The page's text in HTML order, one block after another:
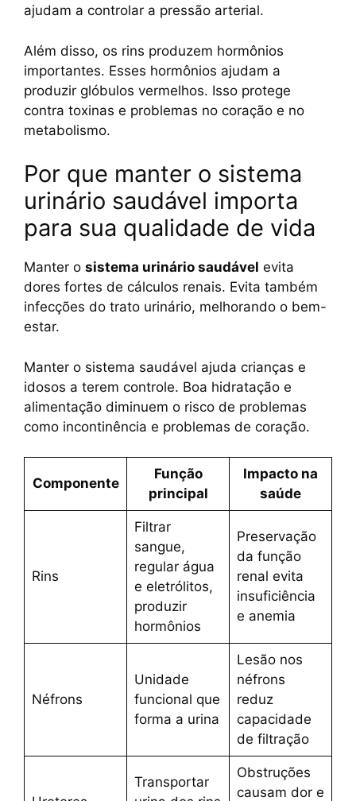
ajudam a controlar a pressão arterial.
Além disso, os rins produzem hormônios
importantes. Esses hormônios ajudam a
produzir glóbulos vermelhos. Isso protege
contra toxinas e problemas no coração e no
metabolismo.
Por que manter o sistema
urinário saudável importa
para sua qualidade de vida
Manter o sistema urinário saudável evita
dores fortes de cálculos renais. Evita também
infecções do trato urinário, melhorando o bem-
estar.
Manter o sistema saudável ajuda crianças e
idosos a terem controle. Boa hidratação e
alimentação diminuem o risco de problemas
como incontinência e problemas de coração.
Componente
Função
principal
Impacto na
saúde
Rins
Filtrar
sangue,
regular água
e eletrólitos,
produzir
hormônios
Preservação
da função
renal evita
insuficiência
e anemia
Néfrons
Unidade
funcional que
forma a urina
Lesão nos
néfrons
reduz
capacidade
de filtração
Transportar
Obstruções
causam dor e